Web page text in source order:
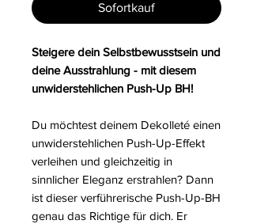
Sofortkauf
Steigere dein Selbstbewusstsein und
deine Ausstrahlung - mit diesem
unwiderstehlichen Push-Up BH!
Du möchtest deinem Dekolleté einen
unwiderstehlichen Push-Up-Effekt
verleihen und gleichzeitig in
sinnlicher Eleganz erstrahlen? Dann
ist dieser verführerische Push-Up-BH
genau das Richtige für dich. Er